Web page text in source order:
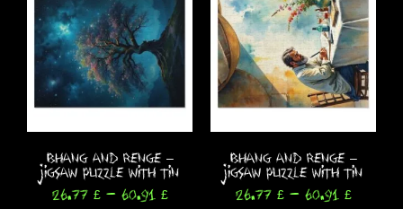
Bhang and Renge –
Jigsaw Puzzle with Tin
26.77 £ - 60.91 £
Bhang and Renge –
Jigsaw Puzzle with Tin
26.77 £ - 60.91 £